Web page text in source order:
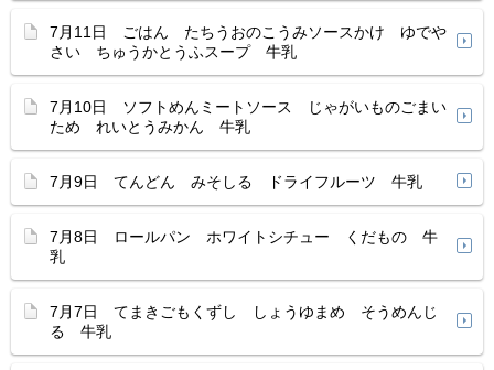
7月11日 ごはん たちうおのこうみソースかけ ゆでや
さい ちゅうかとうふスープ 牛乳
7月10日 ソフトめんミートソース じゃがいものごまい
ため れいとうみかん 牛乳
7月9日 てんどん みそしる ドライフルーツ 牛乳
7月8日 ロールパン ホワイトシチュー くだもの 牛
乳
7月7日 てまきごもくずし しょうゆまめ そうめんじ
る 牛乳